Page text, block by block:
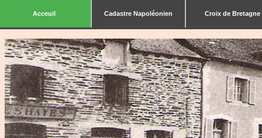
Acceuil Cadastre Napoléonien Croix de Bretagne